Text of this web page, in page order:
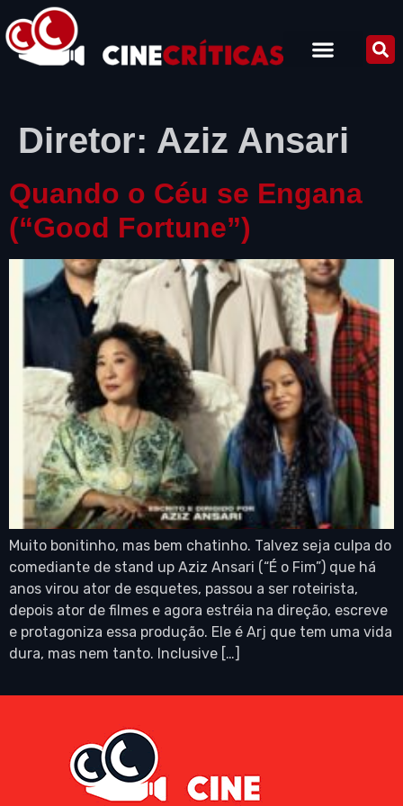
Diretor: Aziz Ansari
Quando o Céu se Engana
(“Good Fortune”)
Muito bonitinho, mas bem chatinho. Talvez seja culpa do
comediante de stand up Aziz Ansari (“É o Fim”) que há
anos virou ator de esquetes, passou a ser roteirista,
depois ator de filmes e agora estréia na direção, escreve
e protagoniza essa produção. Ele é Arj que tem uma vida
dura, mas nem tanto. Inclusive […]